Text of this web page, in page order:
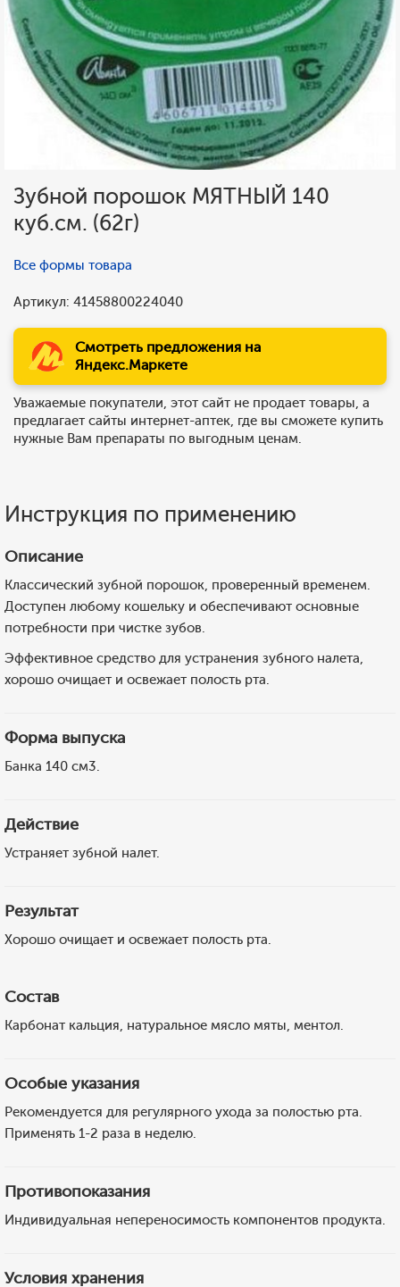
Зубной порошок МЯТНЫЙ 140
куб.см. (62г)
Все формы товара
Артикул: 41458800224040
Смотреть предложения на
Яндекс.Маркете
Уважаемые покупатели, этот сайт не продает товары, а
предлагает сайты интернет-аптек, где вы сможете купить
нужные Вам препараты по выгодным ценам.
Инструкция по применению
Описание
Классический зубной порошок, проверенный временем.
Доступен любому кошельку и обеспечивают основные
потребности при чистке зубов.
Эффективное средство для устранения зубного налета,
хорошо очищает и освежает полость рта.
Форма выпуска
Банка 140 см3.
Действие
Устраняет зубной налет.
Результат
Хорошо очищает и освежает полость рта.
Состав
Карбонат кальция, натуральное мясло мяты, ментол.
Особые указания
Рекомендуется для регулярного ухода за полостью рта.
Применять 1-2 раза в неделю.
Противопоказания
Индивидуальная непереносимость компонентов продукта.
Условия хранения